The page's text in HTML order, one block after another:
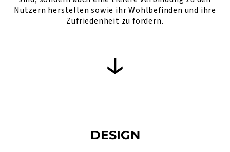
Nutzern herstellen sowie ihr Wohlbefinden und ihre
Zufriedenheit zu fördern.
DESIGN